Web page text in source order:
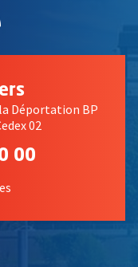
une
Flux RSS
Déportation BP
02
00